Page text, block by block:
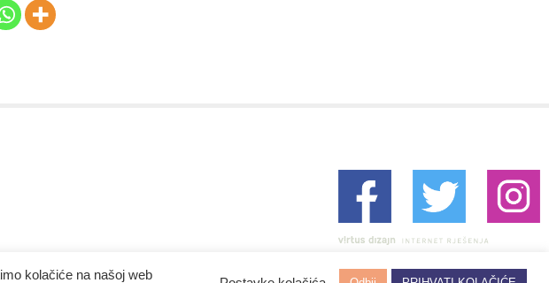
kolačiće na našoj web